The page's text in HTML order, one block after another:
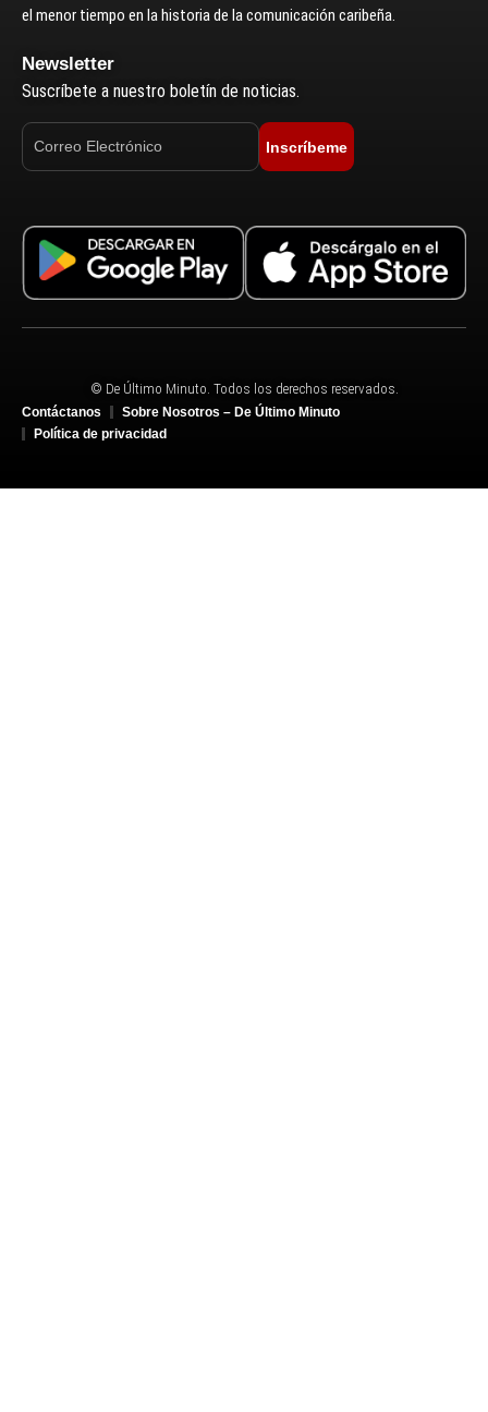
el menor tiempo en la historia de la comunicación caribeña.
Newsletter
Suscríbete a nuestro boletín de noticias.
Inscríbeme
© De Último Minuto. Todos los derechos reservados.
Contáctanos
Sobre Nosotros – De Último Minuto
Política de privacidad